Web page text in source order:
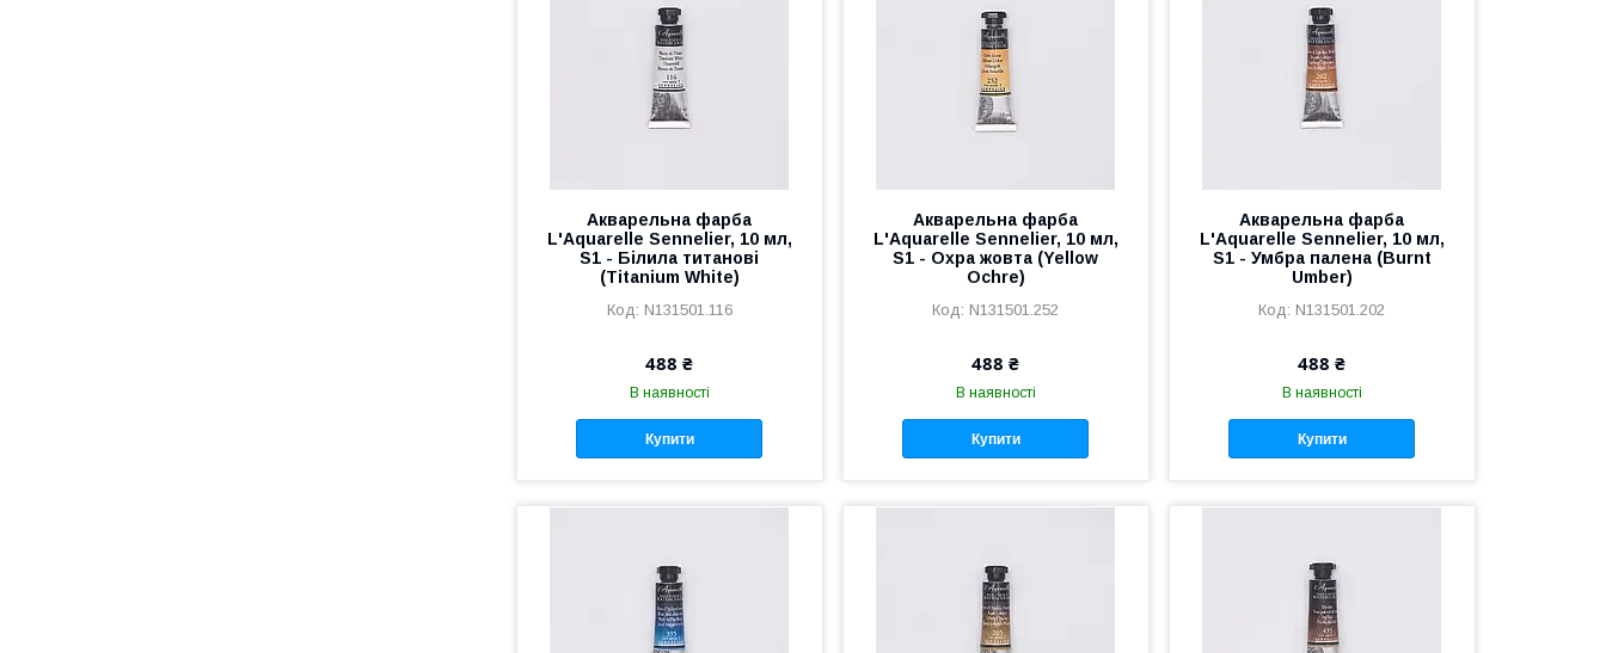
Акварельна фарба
L'Aquarelle Sennelier, 10 мл,
S1 - Білила титанові
(Titanium White)
N131501.116
488 ₴
В наявності
Купити
Акварельна фарба
L'Aquarelle Sennelier, 10 мл,
S1 - Охра жовта (Yellow
Ochre)
N131501.252
488 ₴
В наявності
Купити
Акварельна фарба
L'Aquarelle Sennelier, 10 мл,
S1 - Умбра палена (Burnt
Umber)
N131501.202
488 ₴
В наявності
Купити